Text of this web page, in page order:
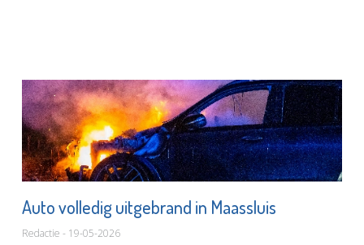
Auto volledig uitgebrand in Maassluis
Redactie - 19-05-2026